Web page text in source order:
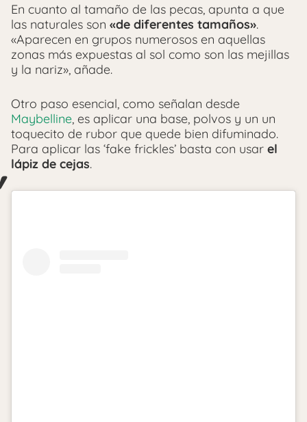
En cuanto al tamaño de las pecas, apunta a que
las naturales son «de diferentes tamaños».
«Aparecen en grupos numerosos en aquellas
zonas más expuestas al sol como son las mejillas
y la nariz», añade.
Otro paso esencial, como señalan desde
Maybelline , es aplicar una base, polvos y un un
toquecito de rubor que quede bien difuminado.
Para aplicar las ‘fake frickles’ basta con usar el
lápiz de cejas.